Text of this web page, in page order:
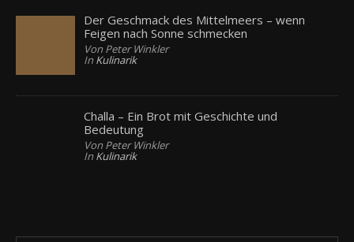
Der Geschmack des Mittelmeers – wenn
Feigen nach Sonne schmecken
Von Peter Winkler
In Kulinarik
Challa – Ein Brot mit Geschichte und
Bedeutung
Von Peter Winkler
In Kulinarik